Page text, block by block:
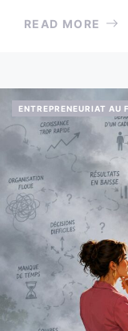
READ MORE
ENTREPRENEURIAT AU